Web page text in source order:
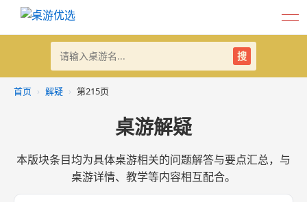
搜
首页 › 解疑 › 第215页
桌游解疑
本版块条目均为具体桌游相关的问题解答与要点汇总，与
桌游详情、教学等内容相互配合。